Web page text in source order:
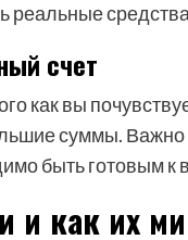
реальные
счет
как вы
суммы. Важно
быть готовым
и как их